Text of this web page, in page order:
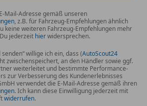
für Räder (Felgenschlösser)
Control (DTC)
Spiegel
/ Verbandkasten
Mail-Adresse gemäß unseren
, z.B. für Fahrzeug-Empfehlungen ähnlich
keine weiteren Fahrzeug-Empfehlungen mehr
jederzeit hierwidersprechen.
willige ich ein, dass (AutoScout24
zwischenspeichert, an den Händler sowie ggf.
weiterleitet und bestimmte Performance-
zur Verbesserung des Kundenerlebnisses
verwendet die E-Mail-Adresse gemäß ihren
. Ich kann diese Einwilligung jederzeit mit
widerrufen.